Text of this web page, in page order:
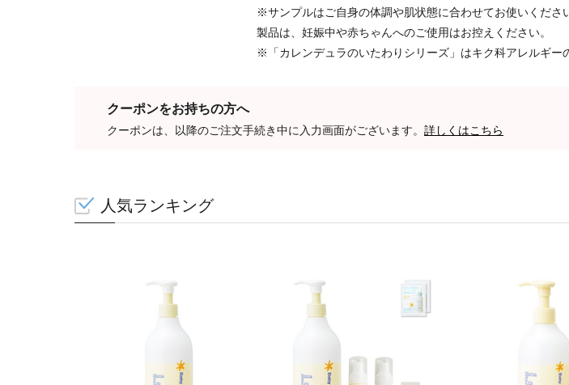
※サンプルはご自身の体調や肌状態に合わせてお使いくださ
製品は、妊娠中や赤ちゃんへのご使用はお控えください。
※「カレンデュラのいたわりシリーズ」はキク科アレルギー
クーポンをお持ちの方へ
クーポンは、以降のご注文手続き中に入力画面がございます。 詳しくはこちら
人気ランキング